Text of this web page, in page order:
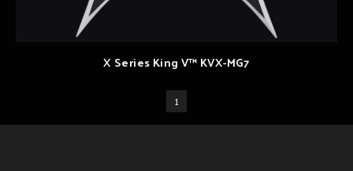
X Series King V™ KVX-MG7
1